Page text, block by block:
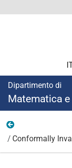
Dipartimento di
Matematica
Conformally